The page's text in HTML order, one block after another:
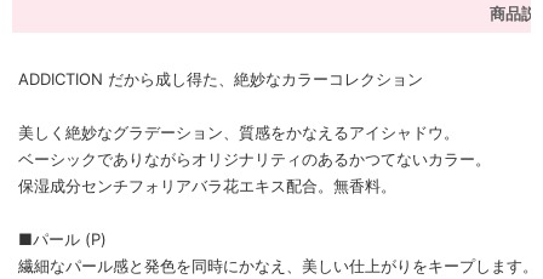
商品説
ADDICTION だから成し得た、絶妙なカラーコレクション
美しく絶妙なグラデーション、質感をかなえるアイシャドウ。
ベーシックでありながらオリジナリティのあるかつてないカラー。
保湿成分センチフォリアバラ花エキス配合。無香料。
■パール (P)
繊細なパール感と発色を同時にかなえ、美しい仕上がりをキープします。